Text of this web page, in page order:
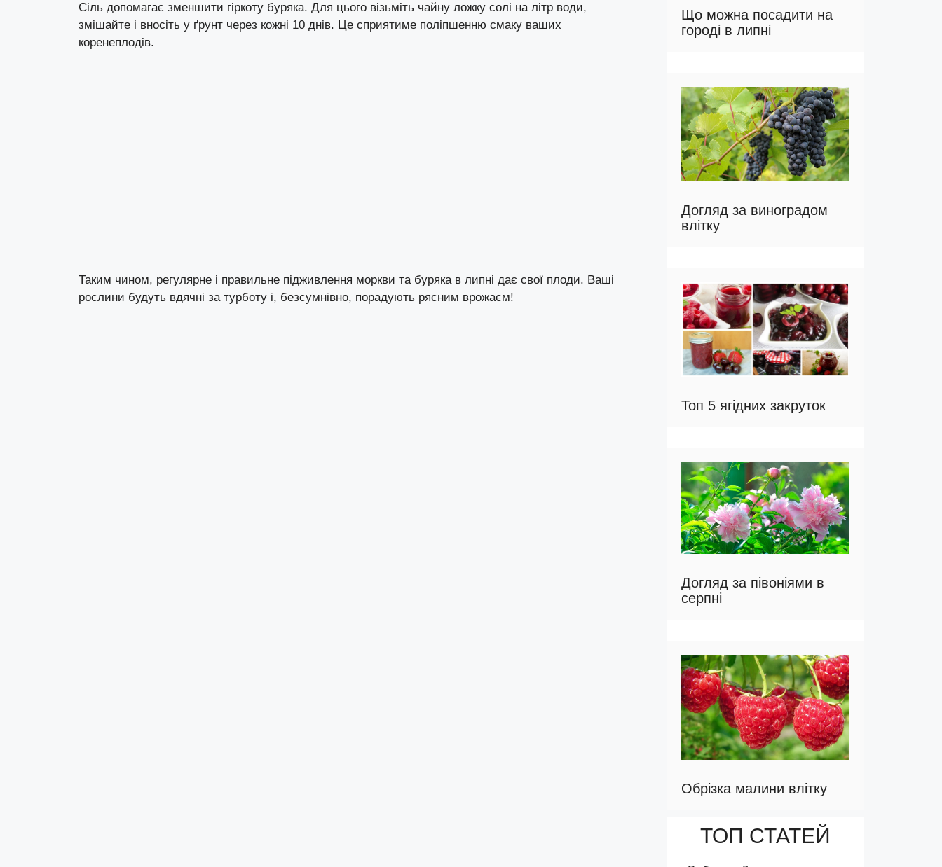
Сіль допомагає зменшити гіркоту буряка. Для цього візьміть чайну ложку солі на літр води,
змішайте і вносіть у ґрунт через кожні 10 днів. Це сприятиме поліпшенню смаку ваших
коренеплодів.
Таким чином, регулярне і правильне підживлення моркви та буряка в липні дає свої плоди. Ваші
рослини будуть вдячні за турботу і, безсумнівно, порадують рясним врожаєм!
Що можна посадити на
городі в липні
Догляд за виноградом
влітку
Топ 5 ягідних закруток
Догляд за півоніями в
серпні
Обрізка малини влітку
ТОП СТАТЕЙ